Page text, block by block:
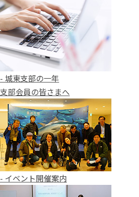
- 城東支部の一年
支部会員の皆さまへ
- イベント開催案内